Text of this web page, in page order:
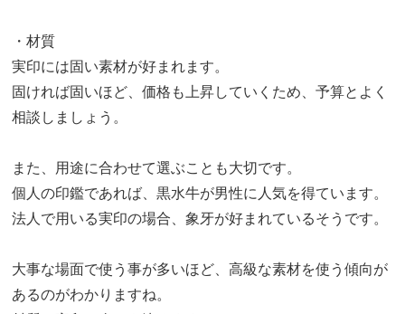
・材質
実印には固い素材が好まれます。
固ければ固いほど、価格も上昇していくため、予算とよく
相談しましょう。
また、用途に合わせて選ぶことも大切です。
個人の印鑑であれば、黒水牛が男性に人気を得ています。
法人で用いる実印の場合、象牙が好まれているそうです。
大事な場面で使う事が多いほど、高級な素材を使う傾向が
あるのがわかりますね。